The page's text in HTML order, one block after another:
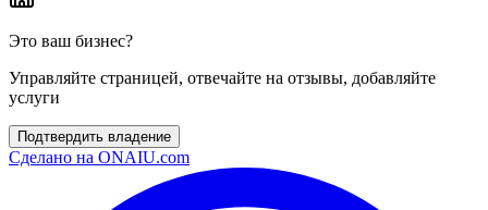
Это ваш бизнес?
Управляйте страницей, отвечайте на отзывы, добавляйте
услуги
Подтвердить владение
Сделано на ONAIU.com